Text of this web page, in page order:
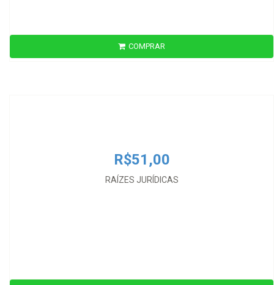
COMPRAR
R$51,00
RAÍZES JURÍDICAS
R$51,00